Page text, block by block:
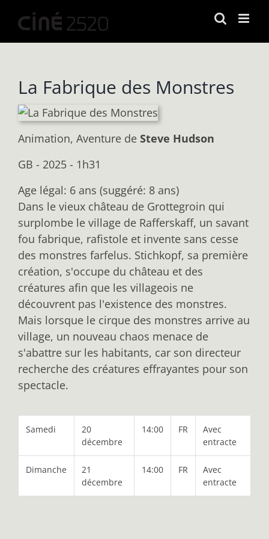
contenu
La Fabrique des Monstres
Animation, Aventure de Steve Hudson
GB - 2025 - 1h31
Age légal: 6 ans (suggéré: 8 ans)
Dans le vieux château de Grottegroin qui
surplombe le village de Rafferskaff, un savant
fou fabrique, rafistole et invente sans cesse
des monstres farfelus. Stichkopf, sa première
création, s'occupe du château et des
créatures afin que les villageois ne
découvrent pas l'existence des monstres.
Mais lorsque le cirque des monstres arrive au
village, un nouveau chaos menace de
s'abattre sur les habitants, car son directeur
recherche des créatures effrayantes pour son
spectacle.
Samedi
20
décembre
14:00 FR
Avec
entracte
Dimanche
21
décembre
14:00 FR
Avec
entracte